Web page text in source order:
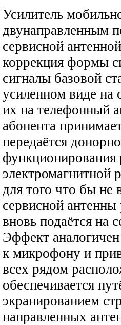
Усилитель
двунаправленным
сервисной
коррекция формы
сигналы базовой
усиленном виде на
их на телефонный
абонента
передаётся
электромагнитной
для того что бы не
сервисной антенны
вновь подаётся на
Эффект
к микрофону и
всех рядом
обеспечивается
экранированием
направленных